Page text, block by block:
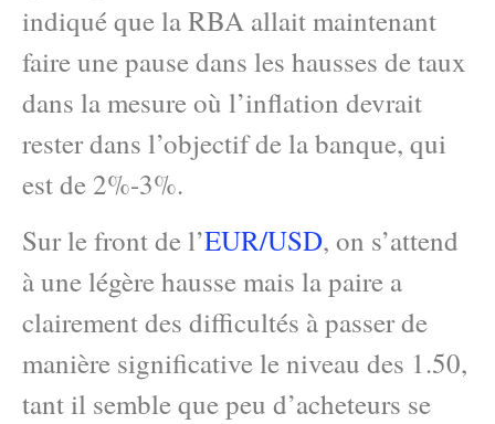
indiqué que la RBA allait maintenant
faire une pause dans les hausses de taux
dans la mesure où l’inflation devrait
rester dans l’objectif de la banque, qui
est de 2%-3%.
Sur le front de l’EUR/USD, on s’attend
à une légère hausse mais la paire a
clairement des difficultés à passer de
manière significative le niveau des 1.50,
tant il semble que peu d’acheteurs se